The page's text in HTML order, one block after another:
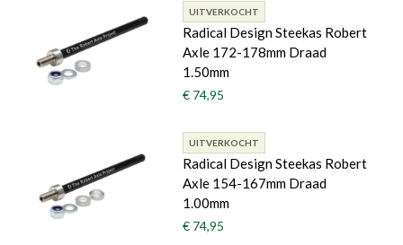
UITVERKOCHT
Radical Design Steekas Robert
Axle 172-178mm Draad
1.50mm
€ 74,95
UITVERKOCHT
Radical Design Steekas Robert
Axle 154-167mm Draad
1.00mm
€ 74,95